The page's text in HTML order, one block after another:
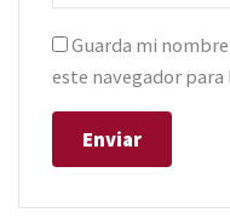
Guarda mi
este navegador